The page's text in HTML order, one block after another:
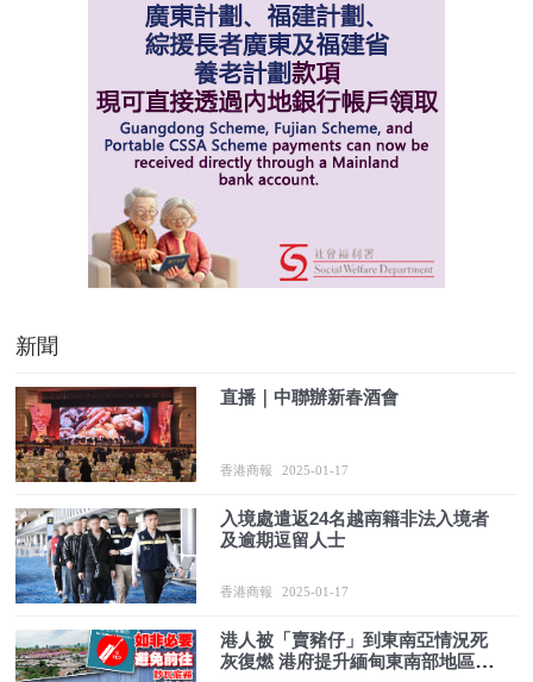
新聞
直播｜中聯辦新春酒會
香港商報 2025-01-17
入境處遣返24名越南籍非法入境者
及逾期逗留人士
香港商報 2025-01-17
港人被「賣豬仔」到東南亞情況死
灰復燃 港府提升緬甸東南部地區外